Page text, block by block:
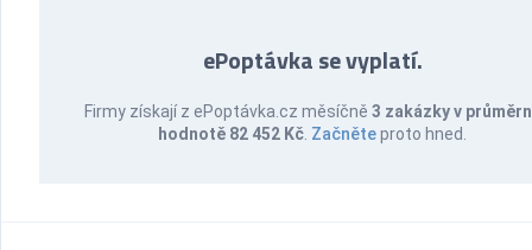
ePoptávka se vyplatí.
Firmy získají z ePoptávka.cz měsíčně 3 zakázky v
hodnotě 82 452 Kč Začněteproto hned.